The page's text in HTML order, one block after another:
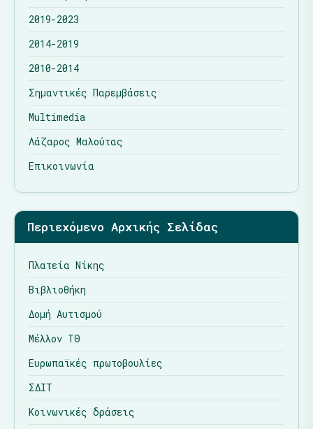
2019-2023
2014-2019
2010-2014
Σημαντικές Παρεμβάσεις
Multimedia
Λάζαρος Μαλούτας
Επικοινωνία
Περιεχόμενο Αρχικής Σελίδας
Πλατεία Νίκης
Βιβλιοθήκη
Δομή Αυτισμού
Μέλλον ΤΘ
Ευρωπαϊκές πρωτοβουλίες
ΣΔΙΤ
Κοινωνικές δράσεις